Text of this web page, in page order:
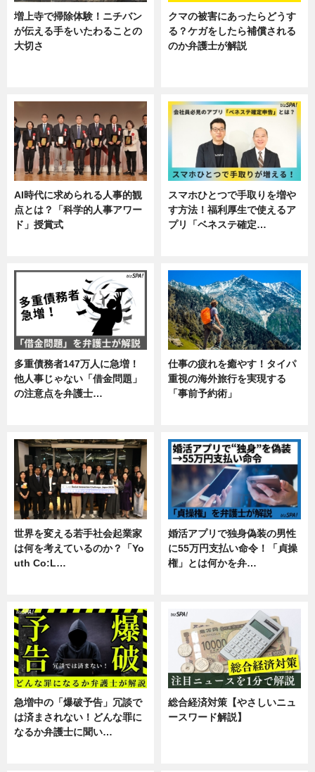
増上寺で掃除体験！ニチバン
が伝える手をいたわることの
大切さ
クマの被害にあったらどうす
る？ケガをしたら補償される
のか弁護士が解説
AI時代に求められる人事的観
点とは？「科学的人事アワー
ド」授賞式
スマホひとつで手取りを増や
す方法！福利厚生で使えるア
プリ「ベネステ確定…
多重債務者147万人に急増！
他人事じゃない「借金問題」
の注意点を弁護士…
仕事の疲れを癒やす！タイパ
重視の海外旅行を実現する
「事前予約術」
世界を変える若手社会起業家
は何を考えているのか？「Yo
uth Co:L…
婚活アプリで独身偽装の男性
に55万円支払い命令！「貞操
権」とは何かを弁…
急増中の「爆破予告」冗談で
は済まされない！どんな罪に
なるか弁護士に聞い…
総合経済対策【やさしいニュ
ースワード解説】